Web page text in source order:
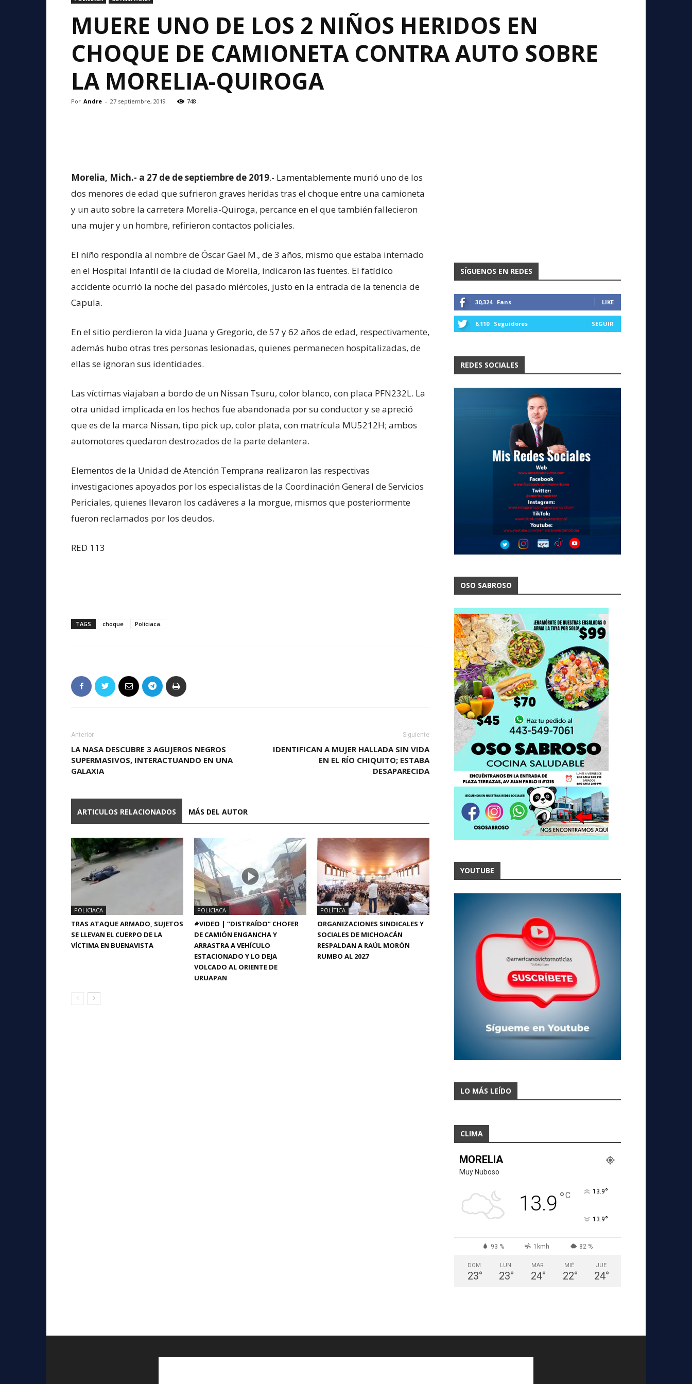
MUERE UNO DE LOS 2 NIÑOS HERIDOS EN
CHOQUE DE CAMIONETA CONTRA AUTO SOBRE
LA MORELIA-QUIROGA
Por Andre - 27 septiembre, 2019 748
Morelia, Mich.- a 27 de de septiembre de 2019.- Lamentablemente murió uno de los
dos menores de edad que sufrieron graves heridas tras el choque entre una camioneta
y un auto sobre la carretera Morelia-Quiroga, percance en el que también fallecieron
una mujer y un hombre, refirieron contactos policiales.
El niño respondía al nombre de Óscar Gael M., de 3 años, mismo que estaba internado
en el Hospital Infantil de la ciudad de Morelia, indicaron las fuentes. El fatídico
accidente ocurrió la noche del pasado miércoles, justo en la entrada de la tenencia de
Capula.
En el sitio perdieron la vida Juana y Gregorio, de 57 y 62 años de edad, respectivamente,
además hubo otras tres personas lesionadas, quienes permanecen hospitalizadas, de
ellas se ignoran sus identidades.
Las víctimas viajaban a bordo de un Nissan Tsuru, color blanco, con placa PFN232L. La
otra unidad implicada en los hechos fue abandonada por su conductor y se apreció
que es de la marca Nissan, tipo pick up, color plata, con matrícula MU5212H; ambos
automotores quedaron destrozados de la parte delantera.
Elementos de la Unidad de Atención Temprana realizaron las respectivas
investigaciones apoyados por los especialistas de la Coordinación General de Servicios
Periciales, quienes llevaron los cadáveres a la morgue, mismos que posteriormente
fueron reclamados por los deudos.
RED 113
TAGS choque Policiaca.
Anterior
LA NASA DESCUBRE 3 AGUJEROS NEGROS
SUPERMASIVOS, INTERACTUANDO EN UNA
GALAXIA
Siguiente
IDENTIFICAN A MUJER HALLADA SIN VIDA
EN EL RÍO CHIQUITO; ESTABA
DESAPARECIDA
ARTICULOS RELACIONADOS MÁS DEL AUTOR
POLICIACA
TRAS ATAQUE ARMADO, SUJETOS
SE LLEVAN EL CUERPO DE LA
VÍCTIMA EN BUENAVISTA
POLICIACA
#VIDEO | “DISTRAÍDO” CHOFER
DE CAMIÓN ENGANCHA Y
ARRASTRA A VEHÍCULO
ESTACIONADO Y LO DEJA
VOLCADO AL ORIENTE DE
URUAPAN
POLÍTICA
ORGANIZACIONES SINDICALES Y
SOCIALES DE MICHOACÁN
RESPALDAN A RAÚL MORÓN
RUMBO AL 2027
SÍGUENOS EN REDES
30,324 Fans LIKE
6,110 Seguidores SEGUIR
REDES SOCIALES
OSO SABROSO
YOUTUBE
LO MÁS LEÍDO
CLIMA
MORELIA
Muy Nuboso
13.9 °C 13.9°
13.9°
93 % 1kmh 82 %
DOM
23°
LUN
23°
MAR
24°
MIÉ
22°
JUE
24°